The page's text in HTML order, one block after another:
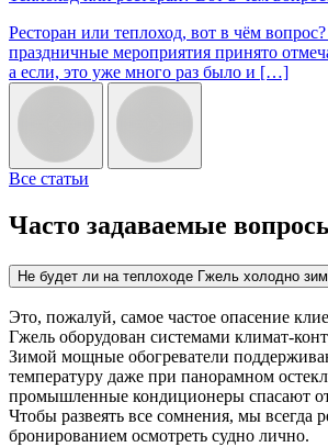
Ресторан или теплоход, вот в чём
праздничные мероприятия принято
а если, это уже много раз было и […]
Все статьи
Часто задаваемые
Не будет ли на теплоходе Гжель холодно
Это, пожалуй, самое частое опасение
Гжель оборудован системами климат-
Зимой мощные обогреватели
температуру даже при панорамном
промышленные кондиционеры спасают
Чтобы развеять все сомнения, мы всегда
бронированием осмотреть судно лично.